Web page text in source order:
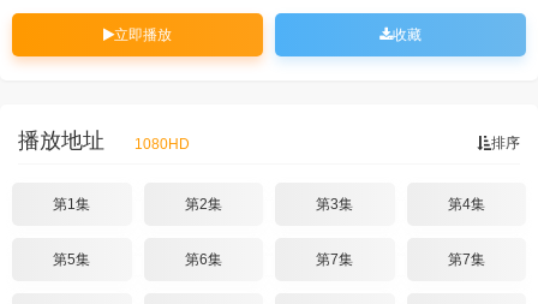
立即播放 收藏
排序
播放地址 1080HD
第1集 第2集 第3集 第4集
第5集 第6集 第7集 第7集